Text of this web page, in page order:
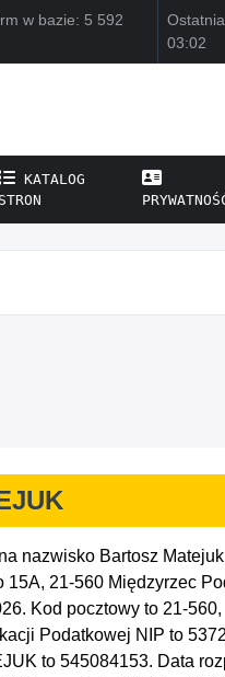
w bazie: 5 592
03:02
KATALOG
STRON
nazwisko Bartosz
21-560 Międzyrzec
Kod pocztowy to 21-560,
Podatkowej NIP to
to 545084153. Data